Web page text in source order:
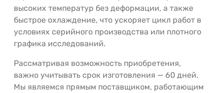
высоких температур без деформации, а также
быстрое охлаждение, что ускоряет цикл работ в
условиях серийного производства или плотного
графика исследований.
Рассматривая возможность приобретения,
важно учитывать срок изготовления — 60 дней.
Мы являемся прямым поставщиком, работающим